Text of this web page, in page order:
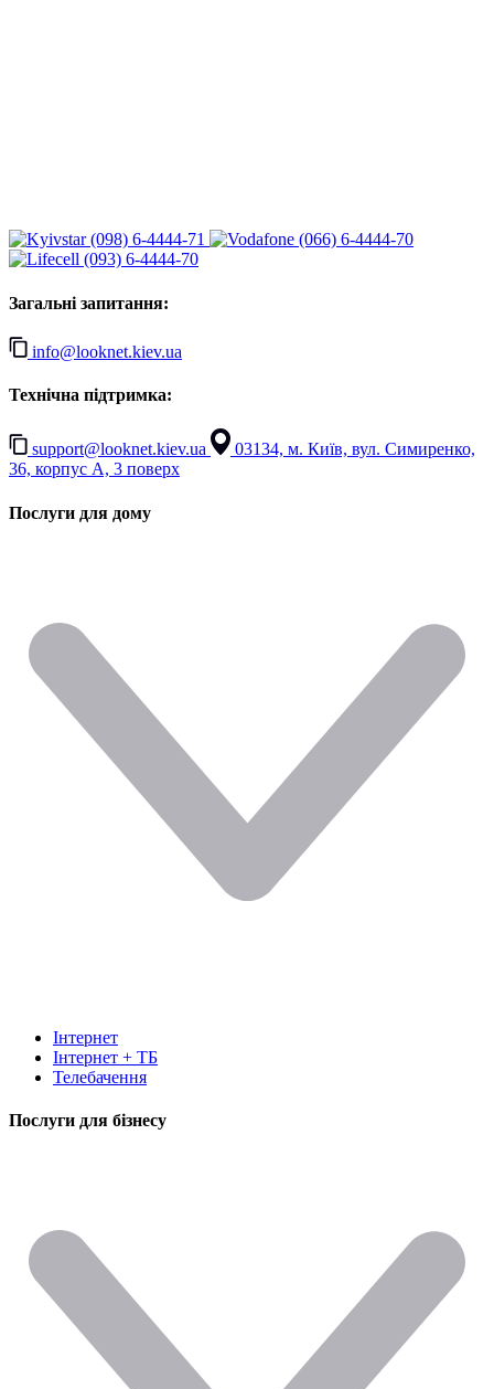
(098) 6-4444-71
(066) 6-4444-70
(093) 6-4444-70
Загальні запитання:
info@looknet.kiev.ua
Технічна підтримка:
support@looknet.kiev.ua
03134, м. Київ, вул. Симиренко,
36, корпус А, 3 поверх
Послуги для дому
Інтернет
Інтернет + ТБ
Телебачення
Послуги для бізнесу